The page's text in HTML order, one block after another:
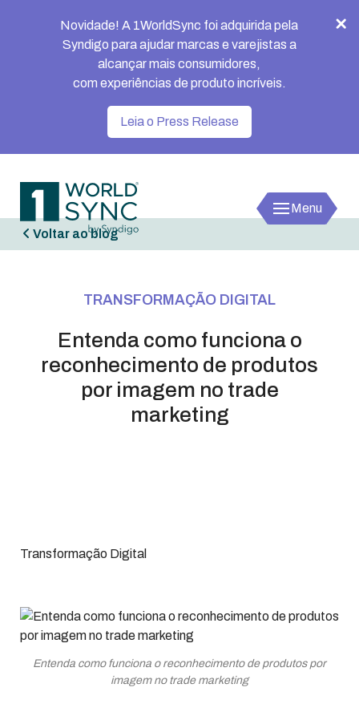
Novidade! A 1WorldSync foi adquirida pela
Syndigo para ajudar marcas e varejistas a
alcançar mais consumidores,
com experiências de produto incríveis.
Leia o Press Release
1worldsync
Menu
Voltar ao blog
TRANSFORMAÇÃO DIGITAL
Entenda como funciona o
reconhecimento de produtos
por imagem no trade
marketing
Transformação Digital
Entenda como funciona o reconhecimento de produtos por
imagem no trade marketing